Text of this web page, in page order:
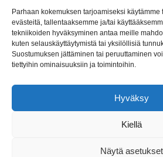
Parhaan kokemuksen tarjoamiseksi käytämme
evästeitä, tallentaaksemme ja/tai
tekniikoiden hyväksyminen antaa meille
kuten selauskäyttäytymistä tai yksilöllisiä
Suostumuksen jättäminen tai peruuttaminen
tiettyihin ominaisuuksiin ja toimintoihin.
Hyväksy
Kiellä
Näytä asetukset
perheyritys yli 35 vuotta.
© 2026 Consult Lady